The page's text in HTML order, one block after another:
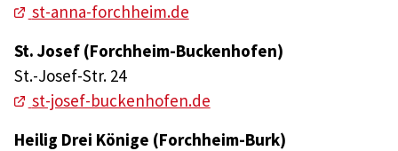
st-anna-forchheim.de
St. Josef (Forchheim-Buckenhofen)
St.-Josef-Str. 24
st-josef-buckenhofen.de
Heilig Drei Könige (Forchheim-Burk)